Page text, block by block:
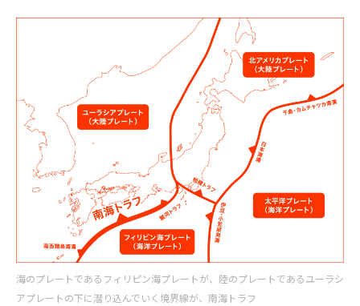
海のプレートであるフィリピン海プレートが、陸のプレートであるユーラシ
アプレートの下に潜り込んでいく境界線が、南海トラフ